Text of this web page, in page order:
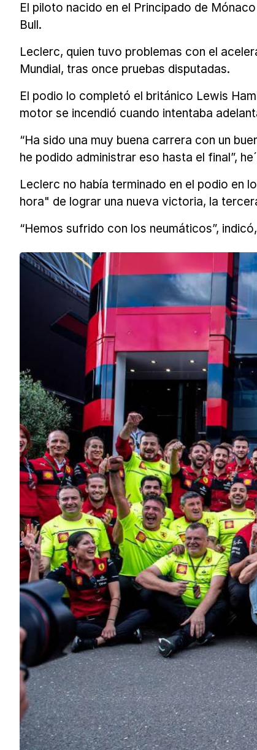
El piloto nacido en el Principado de
Bull.
Leclerc, quien tuvo problemas con el
Mundial, tras once pruebas disputadas.
El podio lo completó el británico Lewis
motor se incendió cuando intentaba
“Ha sido una muy buena carrera con un
he podido administrar eso hasta el final”,
Leclerc no había terminado en el podio en
hora" de lograr una nueva victoria, la
“Hemos sufrido con los neumáticos”,